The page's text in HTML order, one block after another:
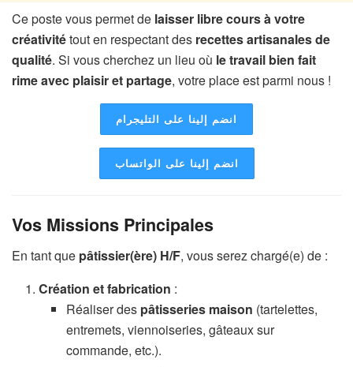
Ce poste vous permet de laisser libre cours à votre
créativitétout en respectant des recettes artisanales de
qualité. Si vous cherchez un lieu où le travail bien fait
rime avec plaisir et partage, votre place est parmi nous !
انضم إلينا على التليجرام
انضم إلينا على الواتساب
Vos Missions Principales
En tant que pâtissier(ère) H/F, vous serez chargé(e) de :
Création et fabrication :
Réaliser des pâtisseries maison (tartelettes,
entremets, viennoiseries, gâteaux sur
commande, etc.).